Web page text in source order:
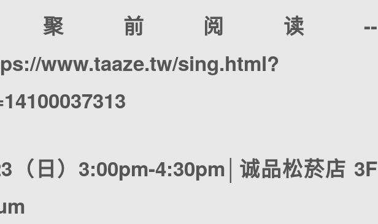
聚前阅读--
www.taaze.tw/sing.html?
（日）3:00pm-4:30pm│诚品松菸店 3F